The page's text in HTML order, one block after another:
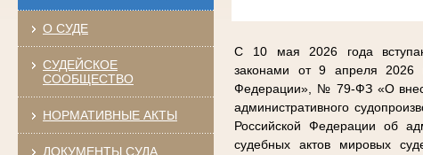
О СУДЕ
СУДЕЙСКОЕ
СООБЩЕСТВО
НОРМАТИВНЫЕ АКТЫ
ДОКУМЕНТЫ СУДА
С 10 мая 2026 года
законами от 9 апреля 2026
Федерации», № 79-ФЗ «О
административного
Российской Федерации об
судебных актов мировых